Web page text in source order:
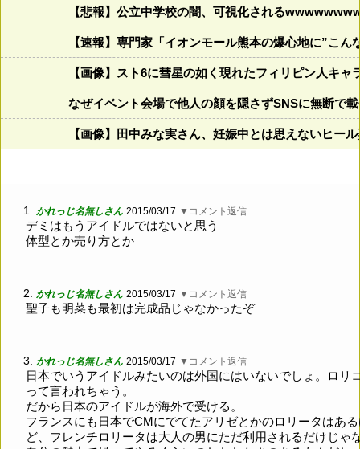
【悲報】公立中学校の闇、可視化される
【速報】専門家「イオンモール熊本の爆心地に”こ
【画像】スト6に彗星の如く現れたフィリピン人キャ
なぜイベント会場で他人の顔を隠さずSNSに無断で
【画像】田中みな実さん、妊娠中とは思えないヒー
1. かれっじ名無しさん 2015/03/17 ▼コメント返信
デミはもうアイドルではないと思う
体型とか売り方とか
2. かれっじ名無しさん 2015/03/17 ▼コメント返信
聖子も明菜も最初は完成品じゃなかったぞ
3. かれっじ名無しさん 2015/03/17 ▼コメント返信
日本でいうアイドルみたいのは外国にはいないでしょ。ロリ
って言われちゃう。
だから日本のアイドルが海外で受ける。
フランスにも日本でCMにでてたアリゼとかのロリータはあ
ど、フレンチロリータは大人の男にただ利用されるだけじゃ